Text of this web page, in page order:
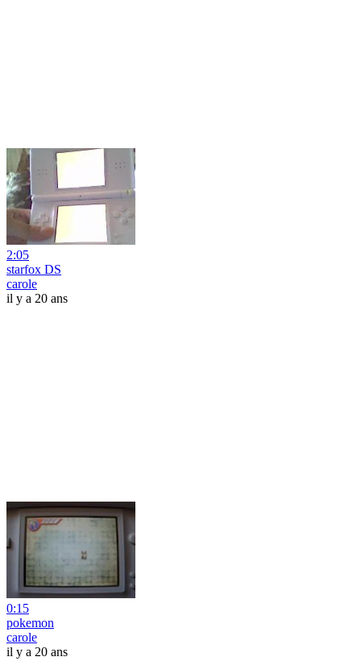
2:05
starfox DS
carole
il y a 20 ans
0:15
pokemon
carole
il y a 20 ans